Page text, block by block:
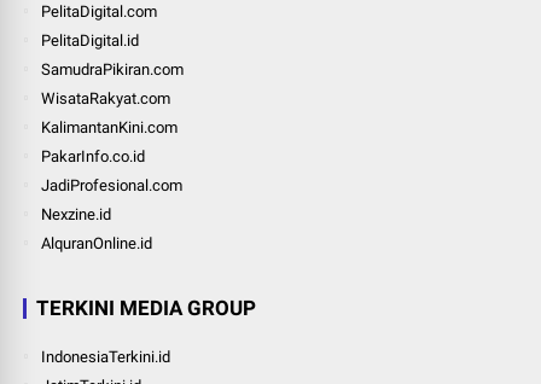
PelitaDigital.com
PelitaDigital.id
SamudraPikiran.com
WisataRakyat.com
KalimantanKini.com
PakarInfo.co.id
JadiProfesional.com
Nexzine.id
AlquranOnline.id
TERKINI MEDIA GROUP
IndonesiaTerkini.id